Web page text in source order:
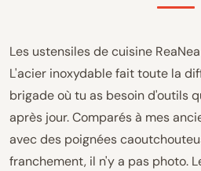
Les ustensiles de cuisine
L'acier inoxydable fait toute la
brigade où tu as besoin d'outils
après jour. Comparés à mes
avec des poignées
franchement, il n'y a pas photo.